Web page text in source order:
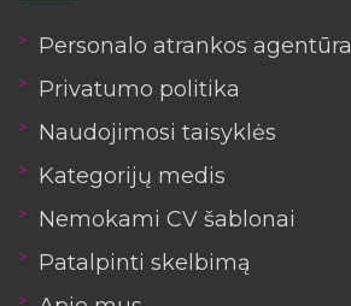
Personalo atrankos agentūra
Privatumo politika
Naudojimosi taisyklės
Kategorijų medis
Nemokami CV šablonai
Patalpinti skelbimą